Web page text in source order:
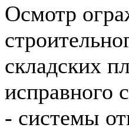
Осмотр
складских
исправного
- системы